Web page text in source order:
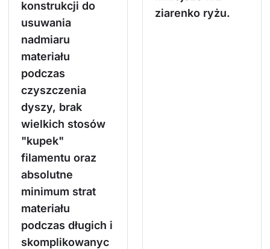
konstrukcji do
usuwania
nadmiaru
materiału
podczas
czyszczenia
dyszy, brak
wielkich stosów
"kupek"
filamentu oraz
absolutne
minimum strat
materiału
podczas długich i
skomplikowanyc
ziarenko ryżu.